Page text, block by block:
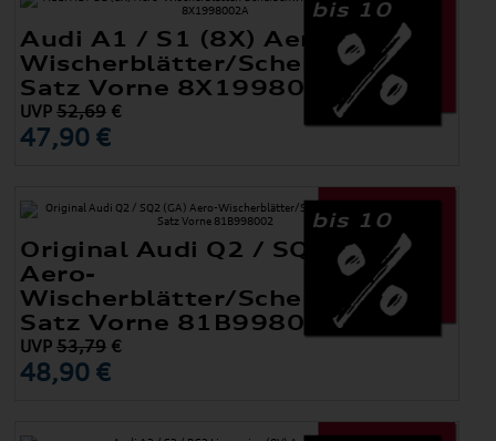
bis 10
Audi A1 / S1 (8X) Aero-
Wischerblätter/Scheibenwischer
Satz Vorne 8X1998002A
UVP52,69 €
47,90 €
bis 10
Original Audi Q2 / SQ2 (GA)
Aero-
Wischerblätter/Scheibenwischer
Satz Vorne 81B998002
UVP53,79 €
48,90 €